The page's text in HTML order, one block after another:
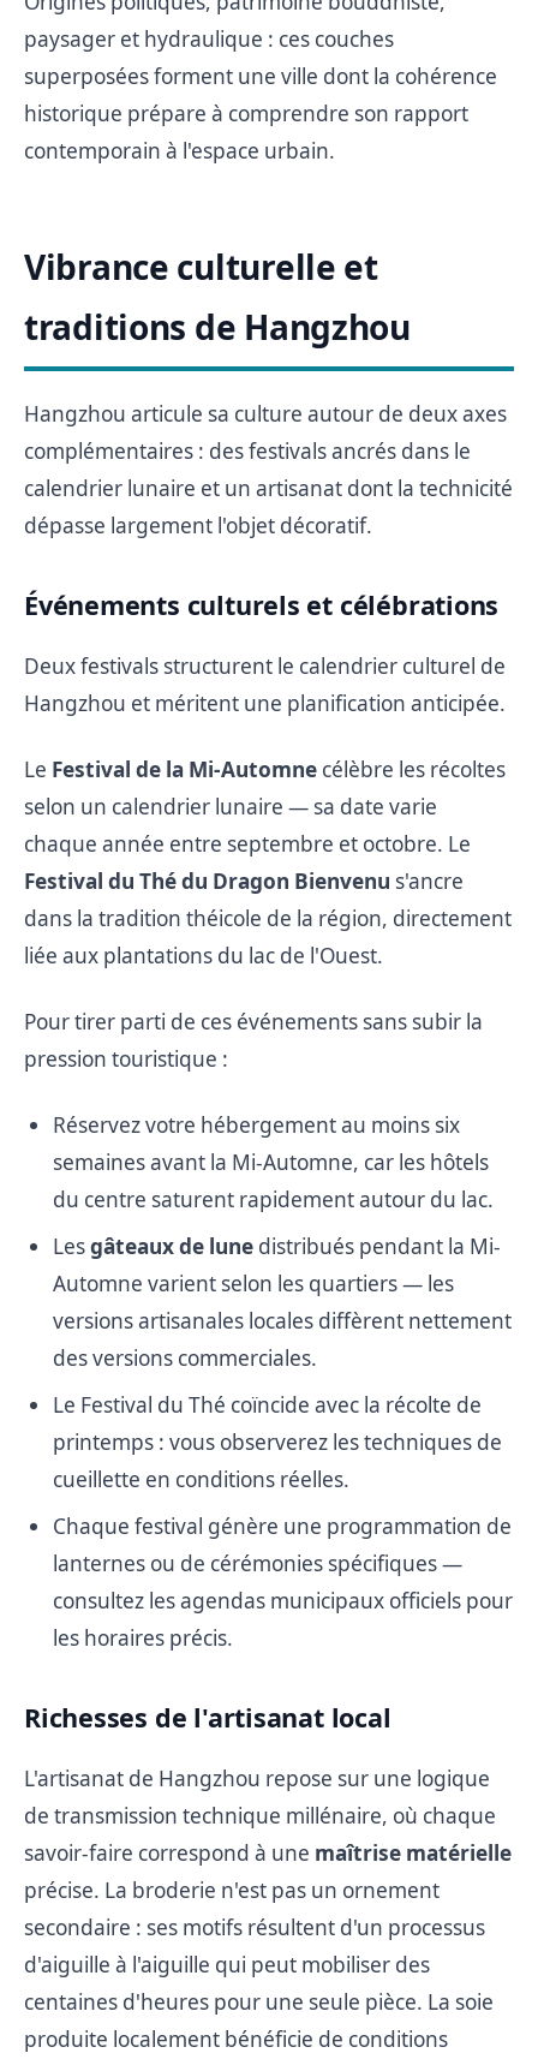
paysager et hydraulique : ces couches
superposées forment une ville dont la cohérence
historique prépare à comprendre son rapport
contemporain à l'espace urbain.
Vibrance culturelle et
traditions de Hangzhou
Hangzhou articule sa culture autour de deux axes
complémentaires : des festivals ancrés dans le
calendrier lunaire et un artisanat dont la technicité
dépasse largement l'objet décoratif.
Événements culturels et célébrations
Deux festivals structurent le calendrier culturel de
Hangzhou et méritent une planification anticipée.
Le Festival de la Mi-Automne célèbre les récoltes
selon un calendrier lunaire — sa date varie
chaque année entre septembre et octobre. Le
Festival du Thé du Dragon Bienvenu s'ancre
dans la tradition théicole de la région, directement
liée aux plantations du lac de l'Ouest.
Pour tirer parti de ces événements sans subir la
pression touristique :
Réservez votre hébergement au moins six
semaines avant la Mi-Automne, car les hôtels
du centre saturent rapidement autour du lac.
Lesgâteaux de lune distribués pendant la Mi-
Automne varient selon les quartiers — les
versions artisanales locales diffèrent nettement
des versions commerciales.
Le Festival du Thé coïncide avec la récolte de
printemps : vous observerez les techniques de
cueillette en conditions réelles.
Chaque festival génère une programmation de
lanternes ou de cérémonies spécifiques —
consultez les agendas municipaux officiels pour
les horaires précis.
Richesses de l'artisanat local
L'artisanat de Hangzhou repose sur une logique
de transmission technique millénaire, où chaque
savoir-faire correspond à une maîtrise matérielle
précise. La broderie n'est pas un ornement
secondaire : ses motifs résultent d'un processus
d'aiguille à l'aiguille qui peut mobiliser des
centaines d'heures pour une seule pièce. La soie
produite localement bénéficie de conditions